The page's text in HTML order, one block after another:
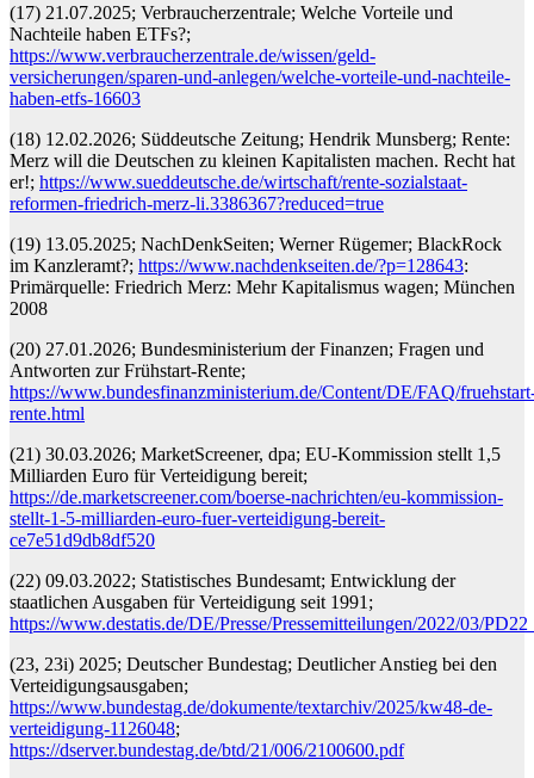
(17) 21.07.2025; Verbraucherzentrale; Welche Vorteile und
Nachteile haben ETFs?;
https://www.verbraucherzentrale.de/wissen/geld-
versicherungen/sparen-und-anlegen/welche-vorteile-und-nachteile-
haben-etfs-16603
(18) 12.02.2026; Süddeutsche Zeitung; Hendrik Munsberg; Rente:
Merz will die Deutschen zu kleinen Kapitalisten machen. Recht hat
er!; https://www.sueddeutsche.de/wirtschaft/rente-sozialstaat-
reformen-friedrich-merz-li.3386367?reduced=true
(19) 13.05.2025; NachDenkSeiten; Werner Rügemer; BlackRock
im Kanzleramt?; https://www.nachdenkseiten.de/?p=128643:
Primärquelle: Friedrich Merz: Mehr Kapitalismus wagen; München
2008
(20) 27.01.2026; Bundesministerium der Finanzen; Fragen und
Antworten zur Frühstart-Rente;
https://www.bundesfinanzministerium.de/Content/DE/FAQ/
rente.html
(21) 30.03.2026; MarketScreener, dpa; EU-Kommission stellt 1,5
Milliarden Euro für Verteidigung bereit;
https://de.marketscreener.com/boerse-nachrichten/eu-kommission-
stellt-1-5-milliarden-euro-fuer-verteidigung-bereit-
ce7e51d9db8df520
(22) 09.03.2022; Statistisches Bundesamt; Entwicklung der
staatlichen Ausgaben für Verteidigung seit 1991;
https://www.destatis.de/DE/Presse/Pressemitteilungen/2022/03/
(23, 23i) 2025; Deutscher Bundestag; Deutlicher Anstieg bei den
Verteidigungsausgaben;
https://www.bundestag.de/dokumente/textarchiv/2025/kw48-de-
verteidigung-1126048;
https://dserver.bundestag.de/btd/21/006/2100600.pdf